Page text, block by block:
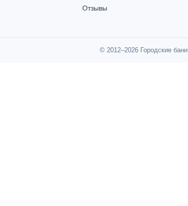
Отзывы
© 2012–2026 Городские бани